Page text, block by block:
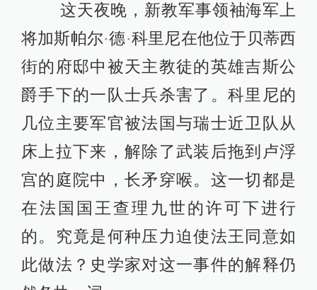
这天夜晚，新教军事领袖海军上
将加斯帕尔·德·科里尼在他位于贝蒂西
街的府邸中被天主教徒的英雄吉斯公
爵手下的一队士兵杀害了。科里尼的
几位主要军官被法国与瑞士近卫队从
床上拉下来，解除了武装后拖到卢浮
宫的庭院中，长矛穿喉。这一切都是
在法国国王查理九世的许可下进行
的。究竟是何种压力迫使法王同意如
此做法？史学家对这一事件的解释仍